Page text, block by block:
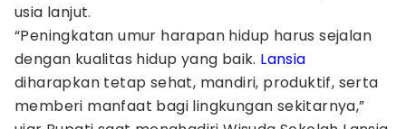
usia lanjut.
“Peningkatan umur harapan hidup harus sejalan
dengan kualitas hidup yang baik. Lansia
diharapkan tetap sehat, mandiri, produktif, serta
memberi manfaat bagi lingkungan sekitarnya,”